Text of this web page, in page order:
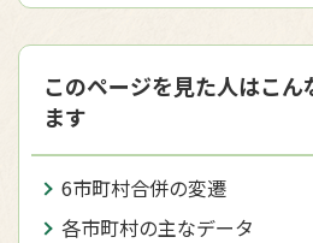
このページを見た人はこん
ます
6市町村合併の変遷
各市町村の主なデータ